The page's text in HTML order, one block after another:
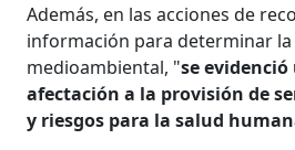
Además, en las acciones de
información para determinar
medioambiental, "se
afectación a la provisión de
y riesgos para la salud